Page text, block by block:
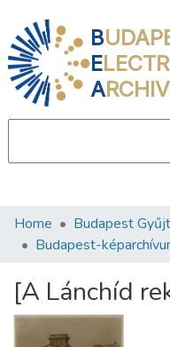
B
E
A
Communities &
Statistics
About us
Home Budapest
Budapest-
[A Lánchíd